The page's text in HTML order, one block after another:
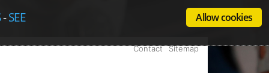
-SEE Allow cookies
Contact Sitemap